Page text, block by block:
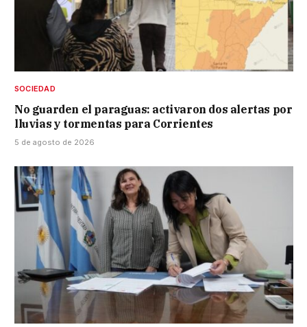
SOCIEDAD
No guarden el paraguas: activaron dos alertas por
lluvias y tormentas para Corrientes
5 de agosto de 2026